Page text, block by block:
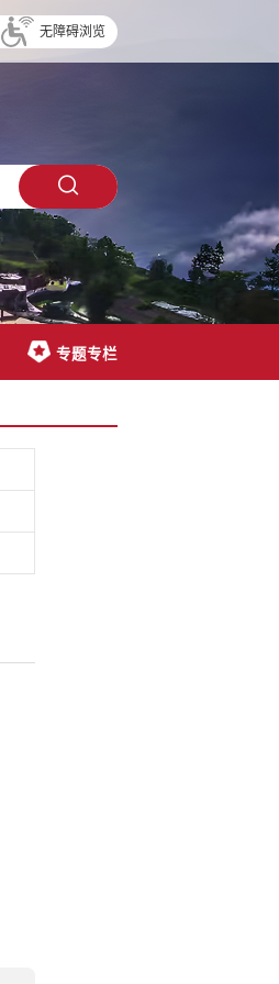
无障碍浏览
专题专栏